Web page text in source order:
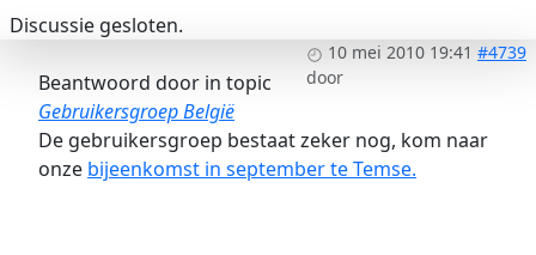
Discussie gesloten.
10 mei 2010 19:41 #4739
door
Beantwoord door in topic
Gebruikersgroep België
De gebruikersgroep bestaat zeker nog, kom naar
onze bijeenkomst in september te Temse.